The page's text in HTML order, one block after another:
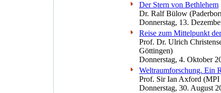
Der Stern von Bethlehem
Dr. Ralf Bülow
Donnerstag, 13.
Reise zum Mittelpunkt
Prof. Dr. Ulrich
Göttingen)
Donnerstag, 4. Oktober
Weltraumforschung. Ein
Prof. Sir Ian Axford (MPI
Donnerstag, 30. August